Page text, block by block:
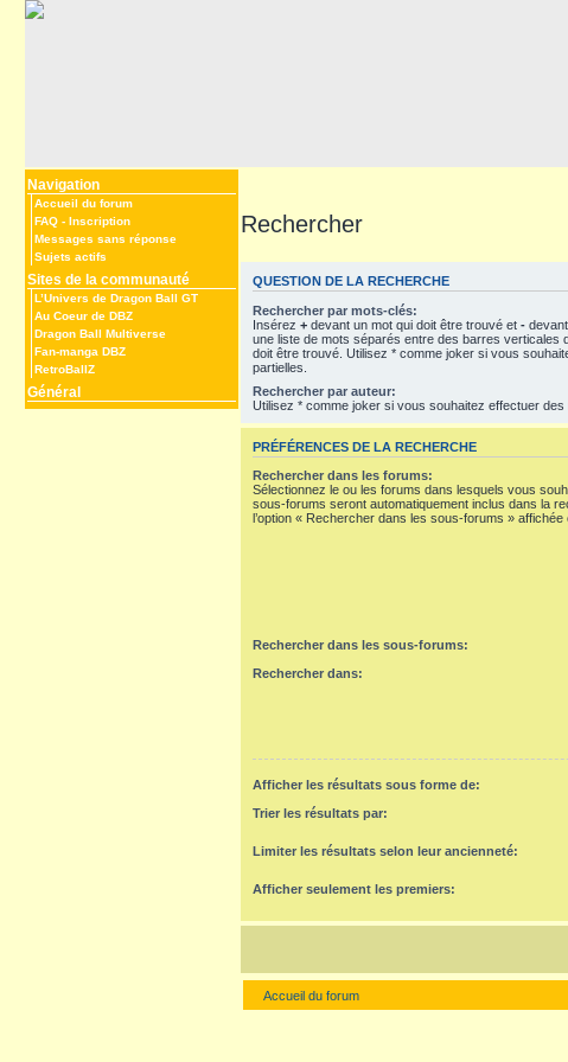
Navigation
Accueil du forum
FAQ - Inscription
Messages sans réponse
Sujets actifs
Sites de la communauté
L’Univers de Dragon Ball GT
Au Coeur de DBZ
Dragon Ball Multiverse
Fan-manga DBZ
RetroBallZ
Général
Rechercher
QUESTION DE LA RECHERCHE
Rechercher par mots-clés:
Insérez + devant un mot qui doit être trouvé et -
une liste de mots séparés entre des barres verticales
doit être trouvé. Utilisez * comme joker si vous
partielles.
Rechercher par auteur:
Utilisez * comme joker si vous souhaitez effectuer des
PRÉFÉRENCES DE LA RECHERCHE
Rechercher dans les forums:
Sélectionnez le ou les forums dans lesquels vous
sous-forums seront automatiquement inclus dans la
l’option « Rechercher dans les sous-forums » affichée
Rechercher dans les sous-forums:
Rechercher dans:
Afficher les résultats sous forme de:
Trier les résultats par:
Limiter les résultats selon leur ancienneté:
Afficher seulement les premiers:
Accueil du forum